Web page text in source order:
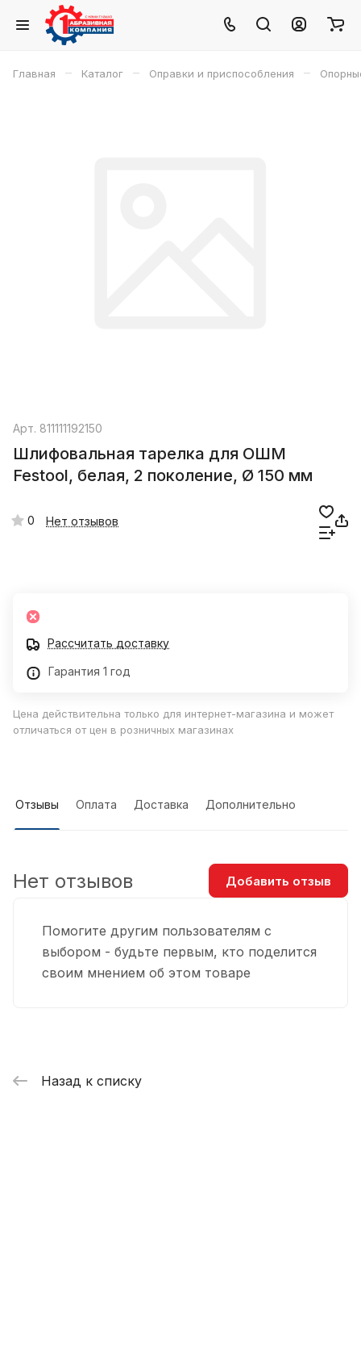
Главная – Каталог – Оправки и приспособления –
Арт. 811111192150
Шлифовальная тарелка для ОШМ
Festool, белая, 2 поколение, Ø 150 мм
0 Нет отзывов
Рассчитать доставку
Гарантия 1 год
Цена действительна только для интернет-магазина и может
отличаться от цен в розничных магазинах
Отзывы Оплата Доставка Дополнительно
Помогите другим пользователям с
выбором - будьте первым, кто поделится
своим мнением об этом товаре
Нет отзывов Добавить отзыв
Назад к списку